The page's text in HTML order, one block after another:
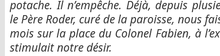
potache. Il n’empêche. Déjà, depuis
le Père Roder, curé de la paroisse, nous
mois sur la place du Colonel Fabien, à
stimulait notre désir.